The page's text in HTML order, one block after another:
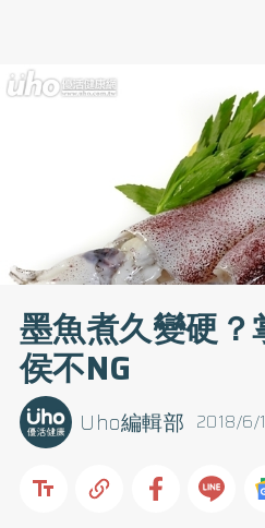
墨魚煮久變硬
侯不NG
2018/6/
Uho編輯部